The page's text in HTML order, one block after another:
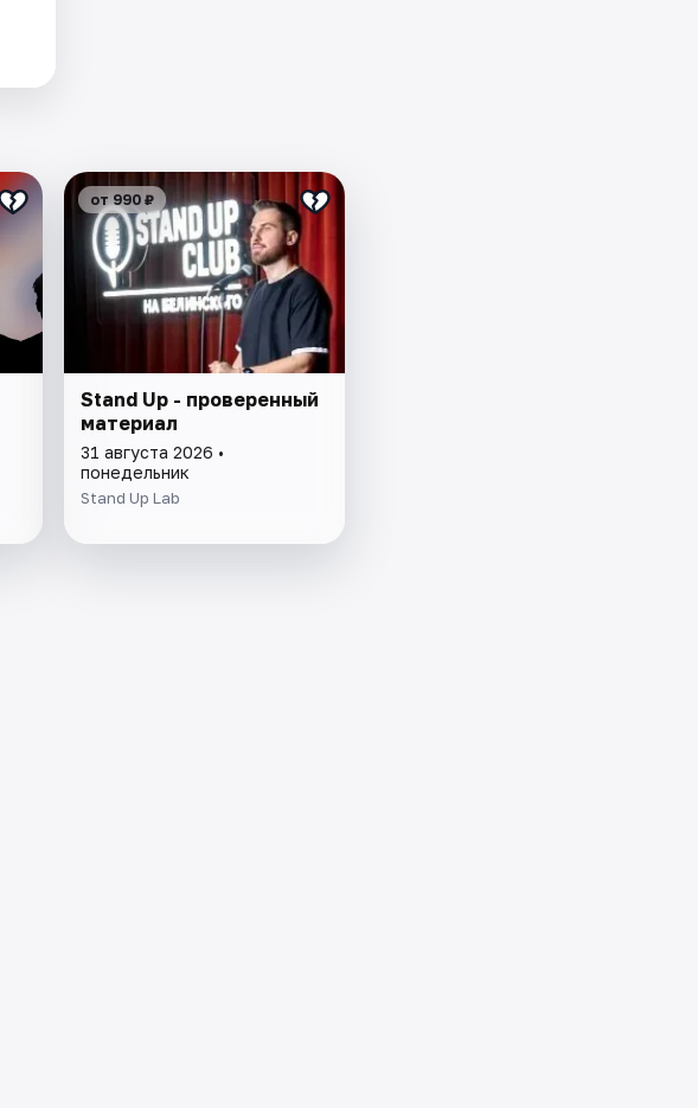
от 990 ₽
Stand Up - проверенный
материал
31 августа 2026 •
понедельник
Stand Up Lab